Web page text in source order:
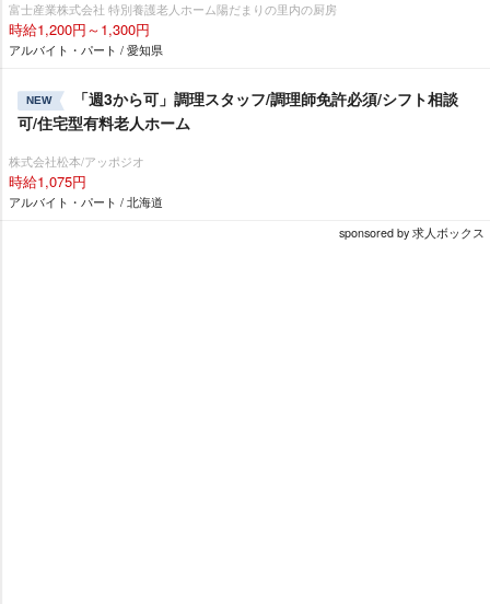
富士産業株式会社 特別養護老人ホーム陽だまりの里内の厨房
時給1,200円～1,300円
アルバイト・パート / 愛知県
NEW
「週3から可」調理スタッフ/調理師免許必須/シフト相談
可/住宅型有料老人ホーム
株式会社松本/アッポジオ
時給1,075円
アルバイト・パート / 北海道
sponsored by 求人ボックス